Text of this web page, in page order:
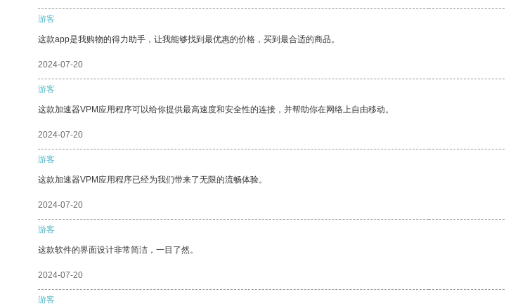
游客
这款app是我购物的得力助手，让我能够找到最优惠的价格，买到最合适的商品。
2024-07-20
游客
这款加速器VPM应用程序可以给你提供最高速度和安全性的连接，并帮助你在网络上自由移动。
2024-07-20
游客
这款加速器VPM应用程序已经为我们带来了无限的流畅体验。
2024-07-20
游客
这款软件的界面设计非常简洁，一目了然。
2024-07-20
游客